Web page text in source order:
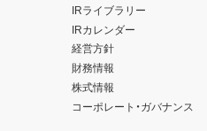
IRライブラリー
IRカレンダー
経営方針
財務情報
株式情報
コーポレート・ガバナンス